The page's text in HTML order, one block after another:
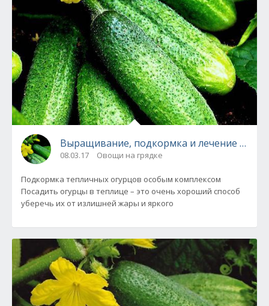
Выращивание, подкормка и лечение
08.03.17 Овощи на грядке
Подкормка тепличных огурцов особым комплексом
Посадить огурцы в теплице – это очень хороший способ
уберечь их от излишней жары и яркого